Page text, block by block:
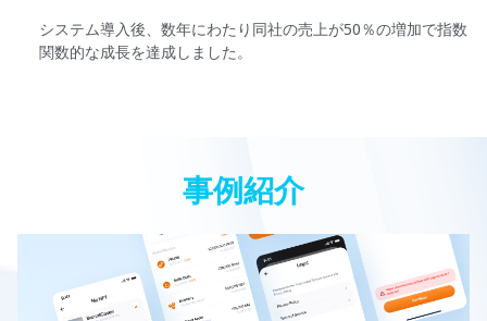
システム導入後、数年にわたり同社の売上が50％の増加で指数
関数的な成長を達成しました。
事例紹介